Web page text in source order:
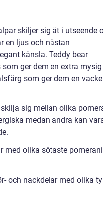
skiljer sig åt i utseende
en ljus och nästan
känsla. Teddy bear
ger dem en extra
som ger dem en
sig mellan olika
medan andra kan
med olika sötaste
och nackdelar med olika